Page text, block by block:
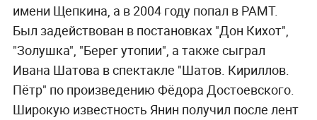
имени Щепкина, а в 2004 году попал в РАМТ.
Был задействован в постановках "Дон Кихот",
"Золушка", "Берег утопии", а также сыграл
Ивана Шатова в спектакле "Шатов. Кириллов.
Пётр" по произведению Фёдора Достоевского.
Широкую известность Янин получил после лент